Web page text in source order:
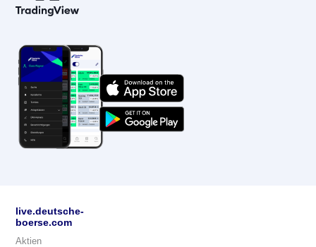
live.deutsche-
boerse.com
Aktien